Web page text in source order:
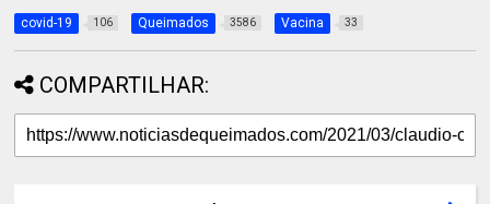
covid-19 106 Queimados 3586 Vacina 33
COMPARTILHAR: